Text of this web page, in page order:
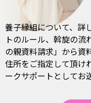
養⼦縁組について、詳
トのルール、斡旋の
の親資料請求」から資
住所をご指定して頂け
ークサポートとしてお